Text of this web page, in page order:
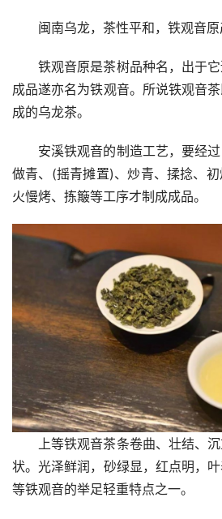
闽南乌龙，茶性平和，铁观音
铁观音原是茶树品种名，出于
成品遂亦名为铁观音。所说铁观音
成的乌龙茶。
安溪铁观音的制造工艺，要经过
做青、(摇青摊置)、炒青、揉捻、
火慢烤、拣簸等工序才制成成品。
上等铁观音茶条卷曲、壮结、
状。光泽鲜润，砂绿显，红点明，
等铁观音的举足轻重特点之一。